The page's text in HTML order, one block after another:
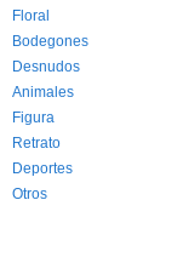
Floral
Bodegones
Desnudos
Animales
Figura
Retrato
Deportes
Otros